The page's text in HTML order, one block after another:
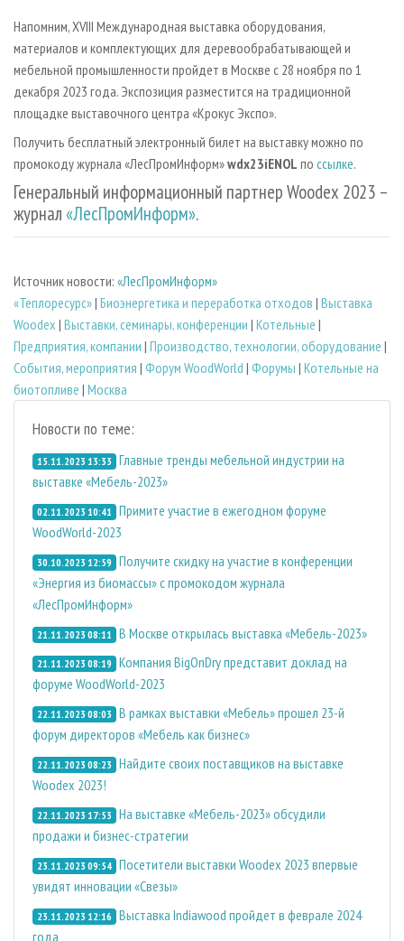
Напомним, XVIII Международная выставка оборудования,
материалов и комплектующих для деревообрабатывающей и
мебельной промышленности пройдет в Москве с 28 ноября по 1
декабря 2023 года. Экспозиция разместится на традиционной
площадке выставочного центра «Крокус Экспо».
Получить бесплатный электронный билет на выставку можно по
промокоду журнала «ЛесПромИнформ»wdx23iENOL по ссылке.
Генеральный информационный партнер Woodex 2023 –
журнал«ЛесПромИнформ».
Источник новости: «ЛесПромИнформ»
«Теплоресурс»| Биoэнергетика и переработка отходов | Выставка
Woodex | Выставки, семинары, конференции | Котельные |
Предприятия, компании | Производство, технологии, оборудование |
События, мероприятия | Форум WoodWorld | Форумы | Котельные на
биотопливе | Москва
Новости по теме:
15.11.2023 13:33 Главные тренды мебельной индустрии на
выставке «Мебель-2023»
02.11.2023 10:41 Примите участие в ежегодном форуме
WoodWorld-2023
30.10.2023 12:59 Получите скидку на участие в конференции
«Энергия из биомассы» с промокодом журнала
«ЛесПромИнформ»
21.11.2023 08:11 В Москве открылась выставка «Мебель-2023»
21.11.2023 08:19 Компания BigOnDry представит доклад на
форуме WoodWorld-2023
22.11.2023 08:03 В рамках выставки «Мебель» прошел 23-й
форум директоров «Мебель как бизнес»
22.11.2023 08:23 Найдите своих поставщиков на выставке
Woodex 2023!
22.11.2023 17:53 На выставке «Мебель-2023» обсудили
продажи и бизнес-стратегии
23.11.2023 09:54 Посетители выставки Woodex 2023 впервые
увидят инновации «Свезы»
23.11.2023 12:16 Выставка Indiawood пройдет в феврале 2024
года